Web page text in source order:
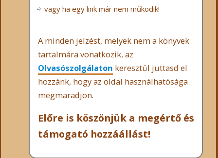
vagy ha egy link már nem működik!
A minden jelzést, melyek nem a könyvek
tartalmára vonatkozik, az
Olvasószolgálaton keresztül juttasd el
hozzánk, hogy az oldal használhatósága
megmaradjon.
Előre is köszönjük a megértő és
támogató hozzáállást!